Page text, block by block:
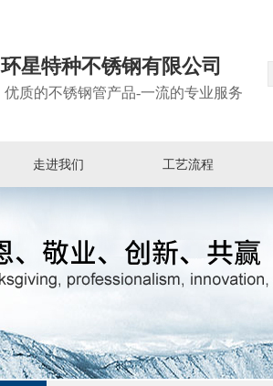
环星特种不锈钢有限公司
优质的不锈钢管产品-一流的专业服务
走进我们 工艺流程